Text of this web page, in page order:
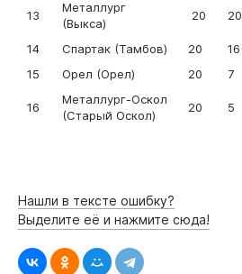
13
Металлург
(Выкса)
20 20
14 Спартак (Тамбов) 20
16
15
Орел (Орел) 20 7
16
Металлург-Оскол
(Старый Оскол)
20 5
Нашли в тексте ошибку?
Выделите её и нажмите сюда!